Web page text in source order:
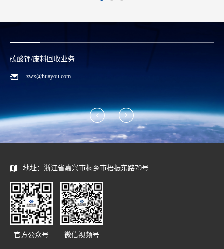
碳酸锂/废料回收业务
zwx@huayou.com
地址：浙江省嘉兴市桐乡市梧振东路79号
官方公众号 微信视频号